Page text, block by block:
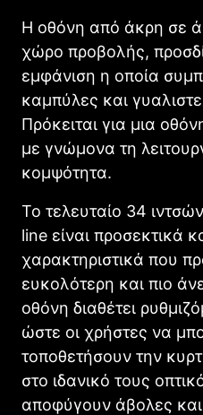
Η οθόνη από άκρη σε
χώρο προβολής,
εμφάνιση η οποία
καμπύλες και
Πρόκειται για μια
με γνώμονα τη
κομψότητα.
Το τελευταίο 34
line είναι προσεκτικά
χαρακτηριστικά που
ευκολότερη και πιο
οθόνη διαθέτει
ώστε οι χρήστες να
τοποθετήσουν την
στο ιδανικό τους
αποφύγουν άβολες και